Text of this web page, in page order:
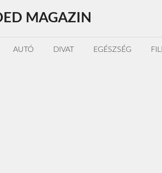
MAGAZIN
AUTÓ DIVAT EGÉSZSÉG